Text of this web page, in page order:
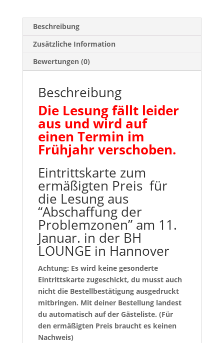
Beschreibung
Zusätzliche Information
Bewertungen (0)
Beschreibung
Die Lesung fällt leider
aus und wird auf
einen Termin im
Frühjahr verschoben.
Eintrittskarte zum
ermäßigten Preis für
die Lesung aus
“Abschaffung der
Problemzonen” am 11.
Januar. in der BH
LOUNGE in Hannover
Achtung: Es wird keine gesonderte
Eintrittskarte zugeschickt, du musst auch
nicht die Bestellbestätigung ausgedruckt
mitbringen. Mit deiner Bestellung landest
du automatisch auf der Gästeliste. (Für
den ermäßigten Preis braucht es keinen
Nachweis)